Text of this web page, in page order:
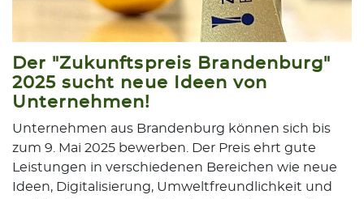
Der "Zukunftspreis Brandenburg"
2025 sucht neue Ideen von
Unternehmen!
Unternehmen aus Brandenburg können sich bis
zum 9. Mai 2025 bewerben. Der Preis ehrt gute
Leistungen in verschiedenen Bereichen wie neue
Ideen, Digitalisierung, Umweltfreundlichkeit und